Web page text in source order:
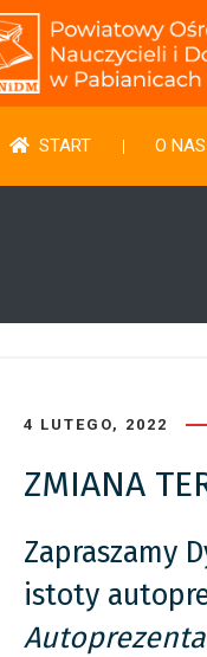
START O NAS
4 LUTEGO, 2022
ZMIANA
Zapraszamy
istoty